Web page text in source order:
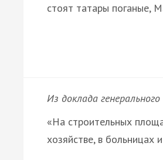
стоят татары поганые,
Из доклада
«На строительных
хозяйстве, в больницах